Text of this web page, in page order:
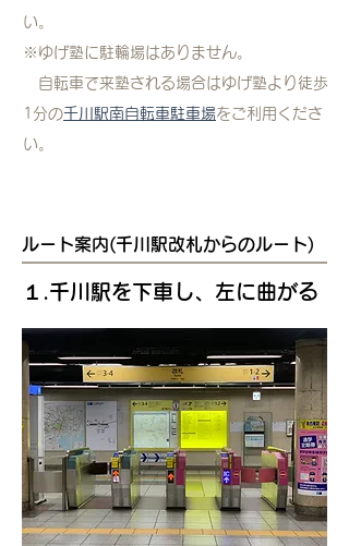
い。
※ゆげ塾に駐輪場はありません。
自転車で来塾される場合はゆげ塾より徒歩
1分の千川駅南自転車駐車場をご利用くださ
い。
ルート案内(千川駅改札からのルート)
​１.千川駅を下車し、左に曲がる